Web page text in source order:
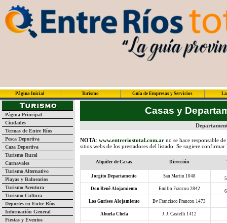
Página Inicial Turismo Guía de Empresas y Servicios
Página Principal
Ciudades
Termas de Entre Ríos
Pesca Deportiva
Caza Deportiva
Turismo Rural
Carnavales
Turismo Alternativo
Playas y Balnearios
Turismo Aventura
Turismo Cultura
Deportes en Entre Ríos
Información General
Fiestas y Eventos
Casas y
NOTA: www.entreriostotal.com.arno se hace responsable
sitios webs de los prestadores del listado. Se sugiere confirmar
Alquiler de Casas Dirección
Jorgito Departamento San Martin 1048
Don René Alojamiento
Emilio Francou 2842
Los Gurises Alojamiento
Bv Francisco Francou 1473
Abuela Chefa J. J. Castelli 1412